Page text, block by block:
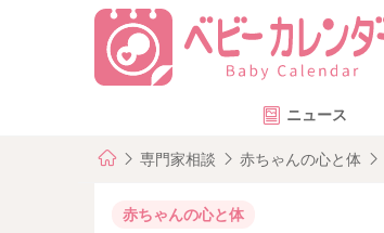
ニュース
専門家相談 赤ちゃんの心と体
赤ちゃんの心と体